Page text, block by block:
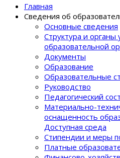
Главная
Сведения об
Основные сведения
Структура и органы
образовательной
Документы
Образование
Образовательные
Руководство
Педагогический
Материально-
оснащенность
Доступная среда
Стипендии и меры
Платные